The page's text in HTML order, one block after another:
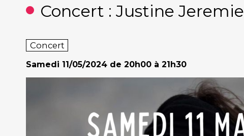
Concert : Justine Jeremie
Concert
Samedi 11/05/2024 de 20h00 à 21h30